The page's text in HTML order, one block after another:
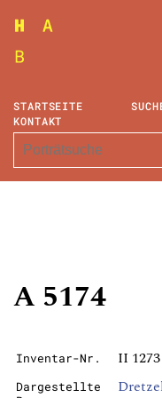
STARTSEITE
KONTAKT
A 5174
Inventar-Nr. II 1273
Dargestellte